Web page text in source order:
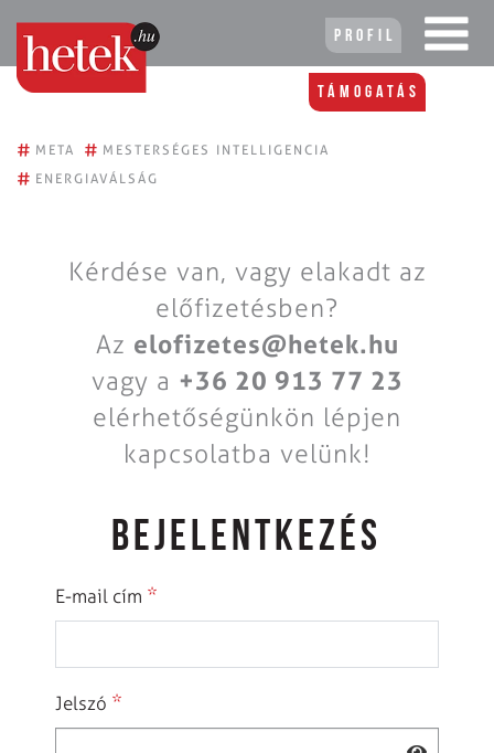
Profil
Támogatás
# META # MESTERSÉGES INTELLIGENCIA
# ENERGIAVÁLSÁG
Kérdése van, vagy elakadt az
előfizetésben?
Az elofizetes@hetek.hu
vagy a +36 20 913 77 23
elérhetőségünkön lépjen
kapcsolatba velünk!
BEJELENTKEZÉS
E-mail cím *
Jelszó *